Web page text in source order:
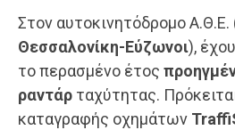
Στον αυτοκινητόδρομο Α.Θ.Ε.
Θεσσαλονίκη-Εύζωνοι),
το περασμένο έτος
ραντάρ ταχύτητας.
καταγραφής οχημάτων